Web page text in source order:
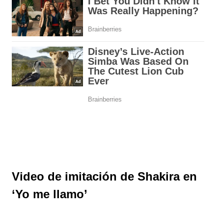
Video de imitación de Shakira en
‘Yo me llamo’